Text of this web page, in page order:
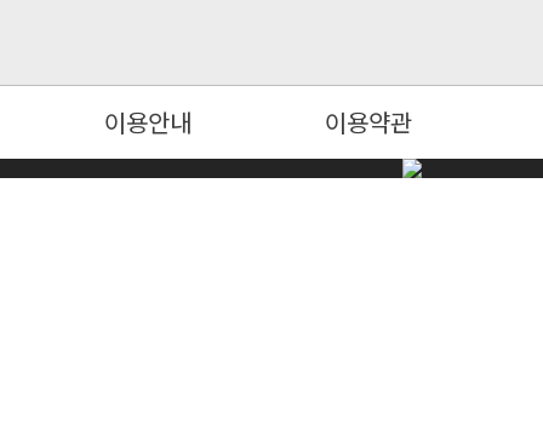
이용안내 이용약관